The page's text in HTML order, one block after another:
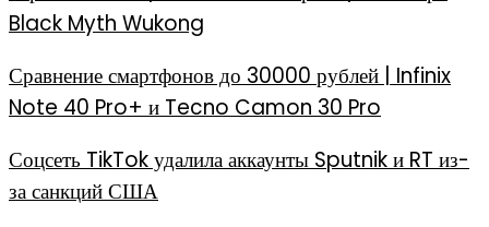
Black Myth Wukong
Сравнение смартфонов до 30000 рублей | Infinix
Note 40 Pro+ и Tecno Camon 30 Pro
Соцсеть TikTok удалила аккаунты Sputnik и RT из-
за санкций США